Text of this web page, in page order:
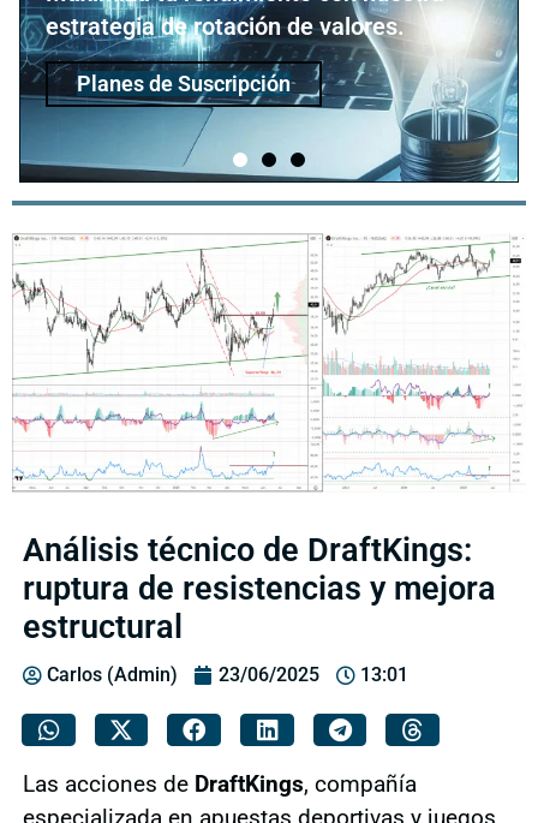
estrategia de rotación de valores.
Planes de Suscripción
Análisis técnico de DraftKings:
ruptura de resistencias y mejora
estructural
Carlos (Admin) 23/06/2025 13:01
Las acciones de DraftKings, compañía
especializada en apuestas deportivas y juegos